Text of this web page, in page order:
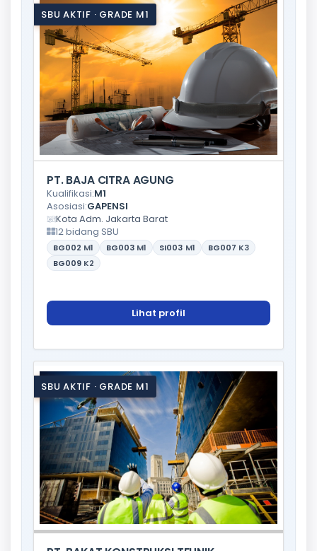
SBU AKTIF · GRADE M1
PT. BAJA CITRA AGUNG
Kualifikasi:M1
Asosiasi:GAPENSI
Kota Adm. Jakarta Barat
12 bidang SBU
BG002 M1 BG003 M1 SI003 M1 BG007 K3
BG009 K2
Lihat profil
SBU AKTIF · GRADE M1